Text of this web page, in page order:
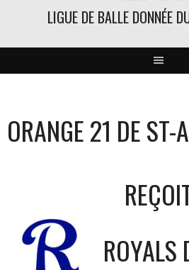
LIGUE DE BALLE DONNÉE
ORANGE 21 DE ST-
ROYALS